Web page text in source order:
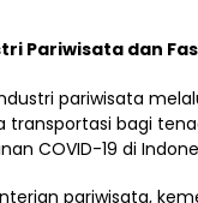
Pariwisata dan
pariwisata
transportasi bagi
COVID-19 di